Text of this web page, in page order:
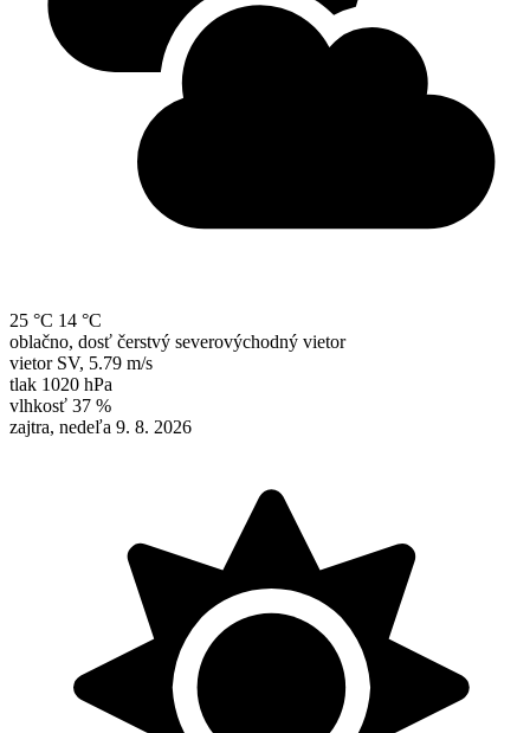
25 °C 14 °C
oblačno, dosť čerstvý severovýchodný vietor
vietor SV, 5.79 m/s
tlak 1020 hPa
vlhkosť 37 %
zajtra, nedeľa 9. 8. 2026